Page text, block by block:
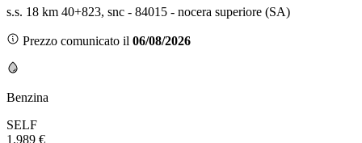
s.s. 18 km 40+823, snc - 84015 - nocera superiore (SA)
Prezzo comunicato il 06/08/2026
Benzina
SELF
1.989 €